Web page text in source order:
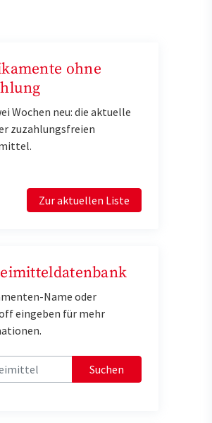
ohne
Wochen neu: die aktuelle
zuzahlungsfreien
Zur aktuellen Liste
Name oder
eingeben für mehr
Suchen